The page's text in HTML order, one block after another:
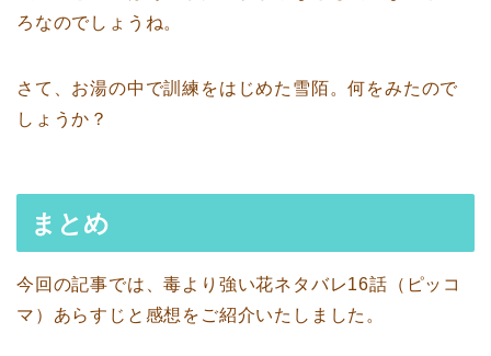
ろなのでしょうね。
さて、お湯の中で訓練をはじめた雪陌。何をみたので
しょうか？
まとめ
今回の記事では、毒より強い花ネタバレ16話（ピッコ
マ）あらすじと感想をご紹介いたしました。